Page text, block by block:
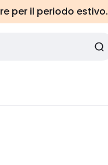
per il periodo estivo.